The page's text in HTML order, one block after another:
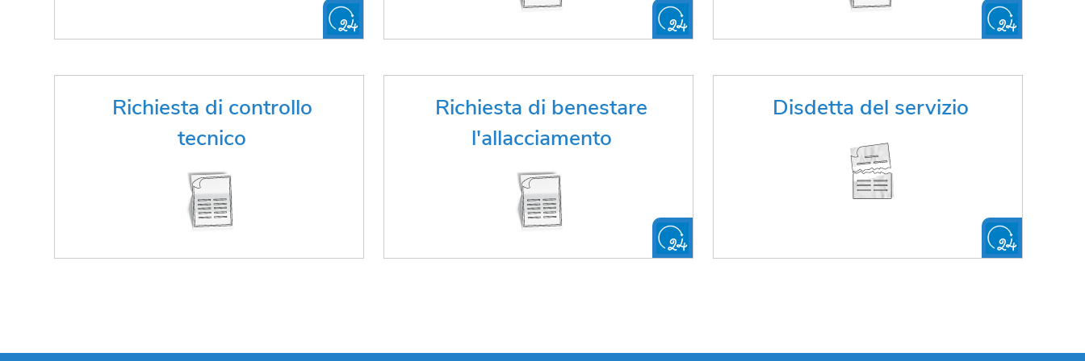
Richiesta di controllo
tecnico
Hai bisogno di un controllo tecnico?
FAI LA RICHIESTA ONLINE
Richiesta di benestare
l'allacciamento
Hai bisogno di far benestare
l'allacciamento?
Disdetta del servizio
Vuoi disdire il servizio?
FAI LA RICHIESTA ONLINE